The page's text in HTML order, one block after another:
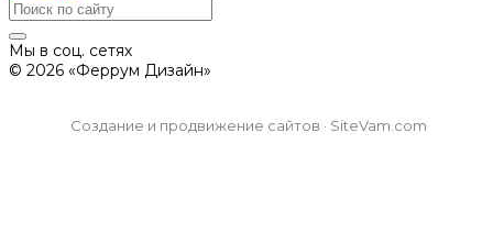
Мы в соц. сетях
© 2026 «Феррум Дизайн»
Создание и продвижение сайтов · SiteVam.com